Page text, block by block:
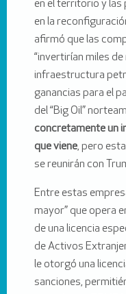
en el territorio y
en la
afirmó que las
“invertirían miles
infraestructura
ganancias para el
del “Big Oil”
concretamente un
que viene, pero
se reunirán con
Entre estas
mayor” que opera
de una licencia
de Activos
le otorgó una
sanciones,